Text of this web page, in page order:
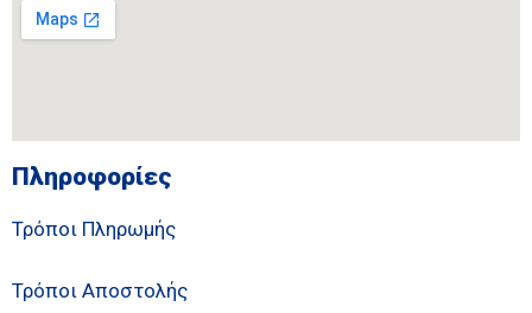
Πληροφορίες
Τρόποι Πληρωμής
Τρόποι Αποστολής